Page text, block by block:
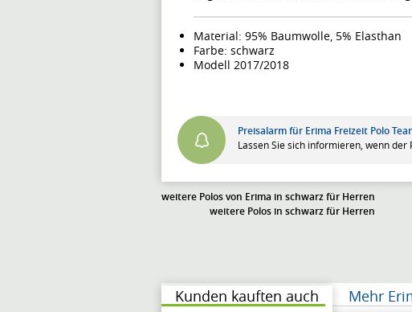
Material: 95% Baumwolle, 5% Elasthan
Farbe: schwarz
Modell 2017/2018
Preisalarm für Erima Freizeit Polo
Lassen Sie sich informieren, wenn
weitere Polos von Erima in schwarz für Herren
weitere Polos in schwarz für Herren
Kunden kauften auch Mehr